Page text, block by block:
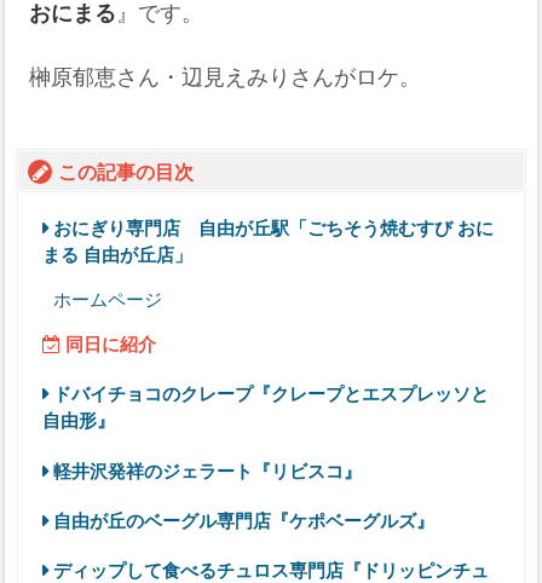
おにまる』です。
榊原郁恵さん・辺見えみりさんがロケ。
この記事の目次
おにぎり専門店 自由が丘駅「ごちそう焼むすび おに
まる 自由が丘店」
ホームページ
同日に紹介
ドバイチョコのクレープ『クレープとエスプレッソと
自由形』
軽井沢発祥のジェラート『リビスコ』
自由が丘のベーグル専門店『ケポベーグルズ』
ディップして食べるチュロス専門店『ドリッピンチュ